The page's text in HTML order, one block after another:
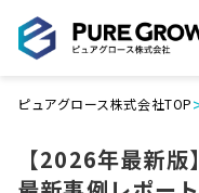
経営コ
ピュアグロース株式会社TOP
【2026年最新